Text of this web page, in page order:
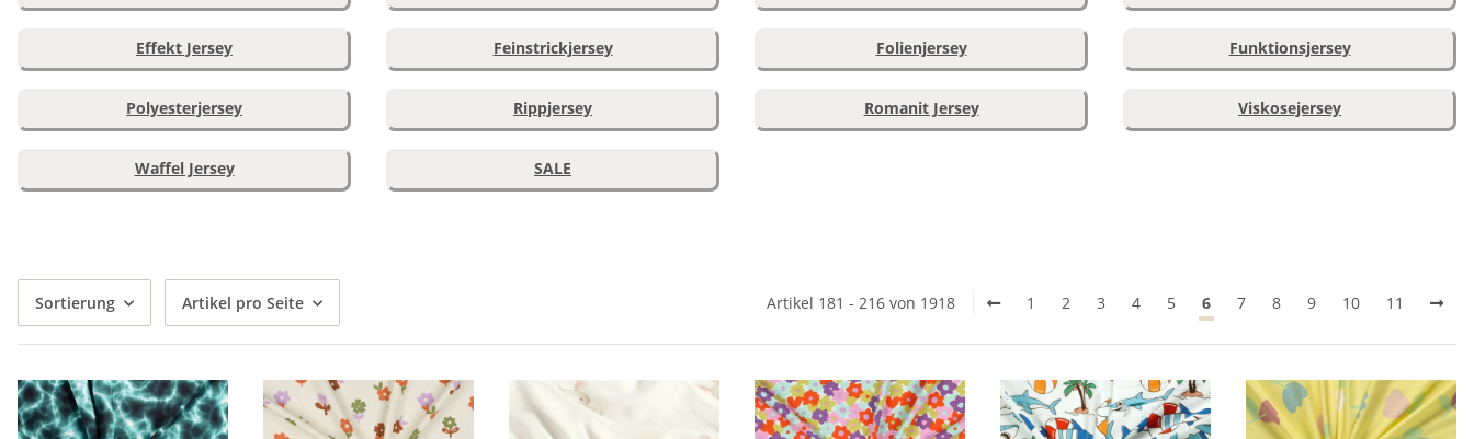
Effekt Jersey Feinstrickjersey Folienjersey Funktionsjersey
Polyesterjersey Rippjersey Romanit Jersey Viskosejersey
Waffel Jersey SALE
Sortierung Artikel pro Seite Artikel 181 - 216 von 1918 1 2 3 4 5 6 7 8 9 10 11